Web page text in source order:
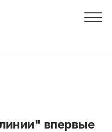
впервые